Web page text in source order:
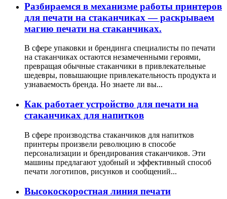
Разбираемся в механизме работы принтеров
для печати на стаканчиках — раскрываем
магию печати на стаканчиках.
В сфере упаковки и брендинга специалисты по печати
на стаканчиках остаются незамеченными героями,
превращая обычные стаканчики в привлекательные
шедевры, повышающие привлекательность продукта и
узнаваемость бренда. Но знаете ли вы...
Как работает устройство для печати на
стаканчиках для напитков
В сфере производства стаканчиков для напитков
принтеры произвели революцию в способе
персонализации и брендирования стаканчиков. Эти
машины предлагают удобный и эффективный способ
печати логотипов, рисунков и сообщений...
Высокоскоростная линия печати